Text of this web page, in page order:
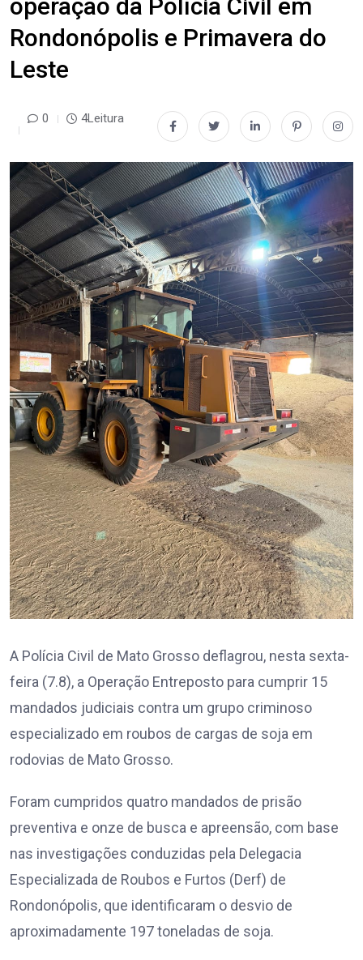
operação da Polícia Civil em
Rondonópolis e Primavera do
Leste
0 4Leitura
A Polícia Civil de Mato Grosso deflagrou, nesta sexta-
feira (7.8), a Operação Entreposto para cumprir 15
mandados judiciais contra um grupo criminoso
especializado em roubos de cargas de soja em
rodovias de Mato Grosso.
Foram cumpridos quatro mandados de prisão
preventiva e onze de busca e apreensão, com base
nas investigações conduzidas pela Delegacia
Especializada de Roubos e Furtos (Derf) de
Rondonópolis, que identificaram o desvio de
aproximadamente 197 toneladas de soja.